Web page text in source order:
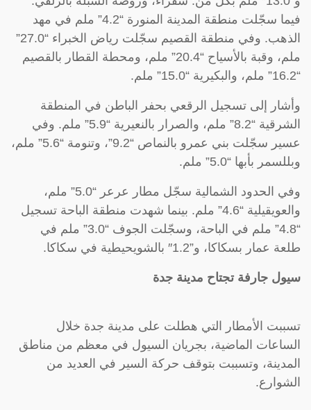
فيما سجّلت منطقة المدينة المنورة “4.2” ملم في مهد
الذهب. وفي منطقة القصيم سجّلت رياض الخبراء “27.0”
ملم، وقبة بالأسياح “20.4” ملم، ومحطة القطار بالقصيم
“16.2” ملم، والبكيرية “15.0” ملم.
وأشار إلى تسجيل الرقعي بحفر الباطن في المنطقة
الشرقية “8.2” ملم، والصرار بالنعيرية “5.9” ملم. وفي
عسير سجّلت بني عمرو بالنماص “9.2”، وتنومة “5.6” ملم،
وبللسمر بأبها “5.0” ملم.
وفي الحدود الشمالية سجّل مطار عرعر “5.0” ملم،
والعويقيلية “4.6” ملم. بينما شهدت منطقة الباحة تسجيل
“4.8” ملم في الباحة، وسجّلت الجوف “3.0” ملم في
طلعة عمار بسكاكا، و”1.2″ بالشويحيطية في سكاكا.
سيول جارفة تجتاح مدينة جدة
تسببت الأمطار التي هطلت على مدينة جدة خلال
الساعات الماضية، بجريان السيول في معظم من مناطق
المدينة، وتسببت بتوقف حركة السير في العديد من
الشوارع.